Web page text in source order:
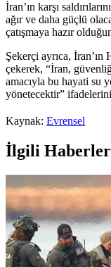
İran’ın karşı
ağır ve daha güçlü
çatışmaya hazır
Şekerçi ayrıca,
çekerek, “İran,
amacıyla bu hayati su
yönetecektir”
Kaynak: Evrensel
İlgili Haberler